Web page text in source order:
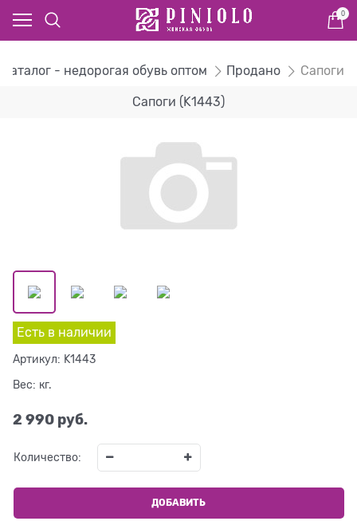
0
Каталог - недорогая обувь оптом Продано Сапоги
Сапоги (K1443)
Есть в наличии
Артикул: K1443
Вес: кг.
2 990 руб.
Количество:
ДОБАВИТЬ